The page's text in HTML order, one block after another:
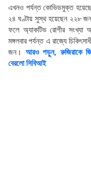
এখনও পর্যন্ত কোভিডমুক্ত
২৪ ঘণ্টায় সুস্থ হয়েছেন ২২৮
ফলে অ্যাকটিভ রোগীর সংখ্যা
মঙ্গলবার পর্যন্ত এ রাজ্যে
জন। আরও পড়ুন, রুজিরাকে
বেরলো সিবিআই